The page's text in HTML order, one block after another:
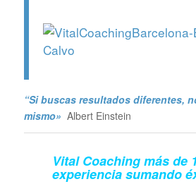
“Si buscas resultados diferentes,
mismo» Albert Einstein
Vital Coaching más de
experiencia sumando